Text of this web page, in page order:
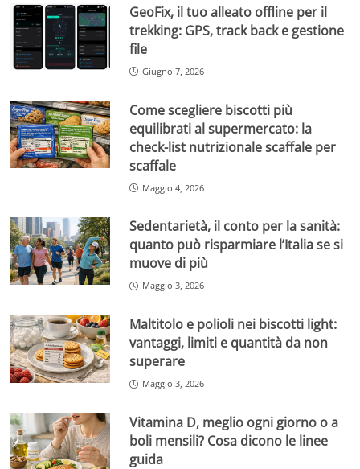
GeoFix, il tuo alleato offline per il
trekking: GPS, track back e gestione
file
Giugno 7, 2026
Come scegliere biscotti più
equilibrati al supermercato: la
check-list nutrizionale scaffale per
scaffale
Maggio 4, 2026
Sedentarietà, il conto per la sanità:
quanto può risparmiare l’Italia se si
muove di più
Maggio 3, 2026
Maltitolo e polioli nei biscotti light:
vantaggi, limiti e quantità da non
superare
Maggio 3, 2026
Vitamina D, meglio ogni giorno o a
boli mensili? Cosa dicono le linee
guida